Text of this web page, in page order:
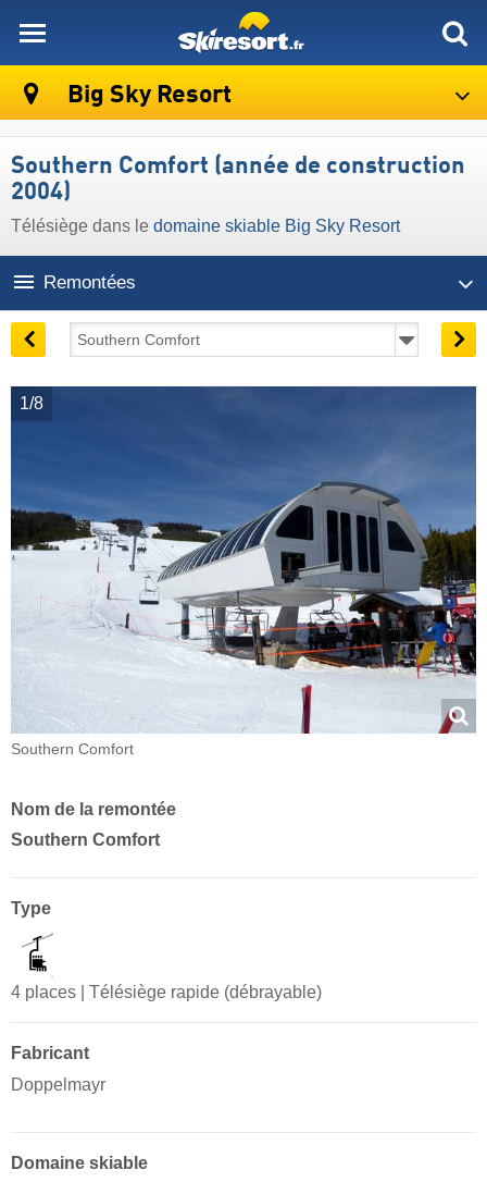
Big Sky Resort
Southern Comfort (année de construction
2004)
Télésiège dans le domaine skiable Big Sky Resort
Remontées
1/8
Southern Comfort
Nom de la remontée
Southern Comfort
Type
4 places | Télésiège rapide (débrayable)
Fabricant
Doppelmayr
Domaine skiable